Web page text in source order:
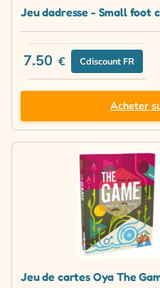
Jeu dadresse - Small foot
7.50 € Cdiscount FR
Acheter
Jeu de cartes Oya The